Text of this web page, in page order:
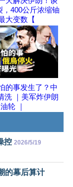
，400公斤浓缩铀
大变数【
的事发生了？中
洗 ｜美军炸伊朗
油轮 ｜
控 2026/5/19
的幕后算计